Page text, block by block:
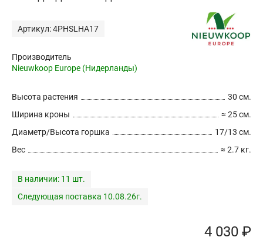
Артикул: 4PHSLHA17
Производитель
Nieuwkoop Europe (Нидерланды)
30 см.
Высота растения
≈ 25 см.
Ширина кроны
17/13 см.
Диаметр/Высота горшка
≈ 2.7 кг.
Вес
В наличии: 11 шт.
Следующая поставка 10.08.26г.
4 030 ₽